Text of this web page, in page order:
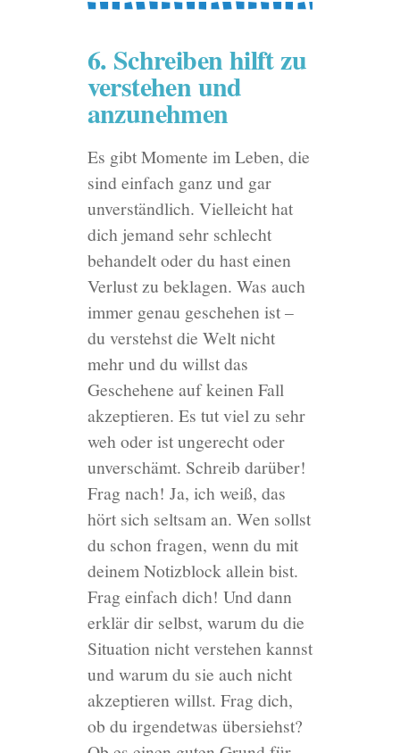
6. Schreiben hilft zu
verstehen und
anzunehmen
Es gibt Momente im Leben, die
sind einfach ganz und gar
unverständlich. Vielleicht hat
dich jemand sehr schlecht
behandelt oder du hast einen
Verlust zu beklagen. Was auch
immer genau geschehen ist –
du verstehst die Welt nicht
mehr und du willst das
Geschehene auf keinen Fall
akzeptieren. Es tut viel zu sehr
weh oder ist ungerecht oder
unverschämt. Schreib darüber!
Frag nach! Ja, ich weiß, das
hört sich seltsam an. Wen sollst
du schon fragen, wenn du mit
deinem Notizblock allein bist.
Frag einfach dich! Und dann
erklär dir selbst, warum du die
Situation nicht verstehen kannst
und warum du sie auch nicht
akzeptieren willst. Frag dich,
ob du irgendetwas übersiehst?